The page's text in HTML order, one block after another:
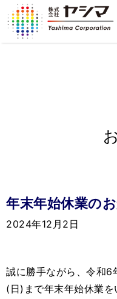
年末年始休業の
2024年12月2日
誠に勝手ながら、令和6
(日)まで年末年始休業を